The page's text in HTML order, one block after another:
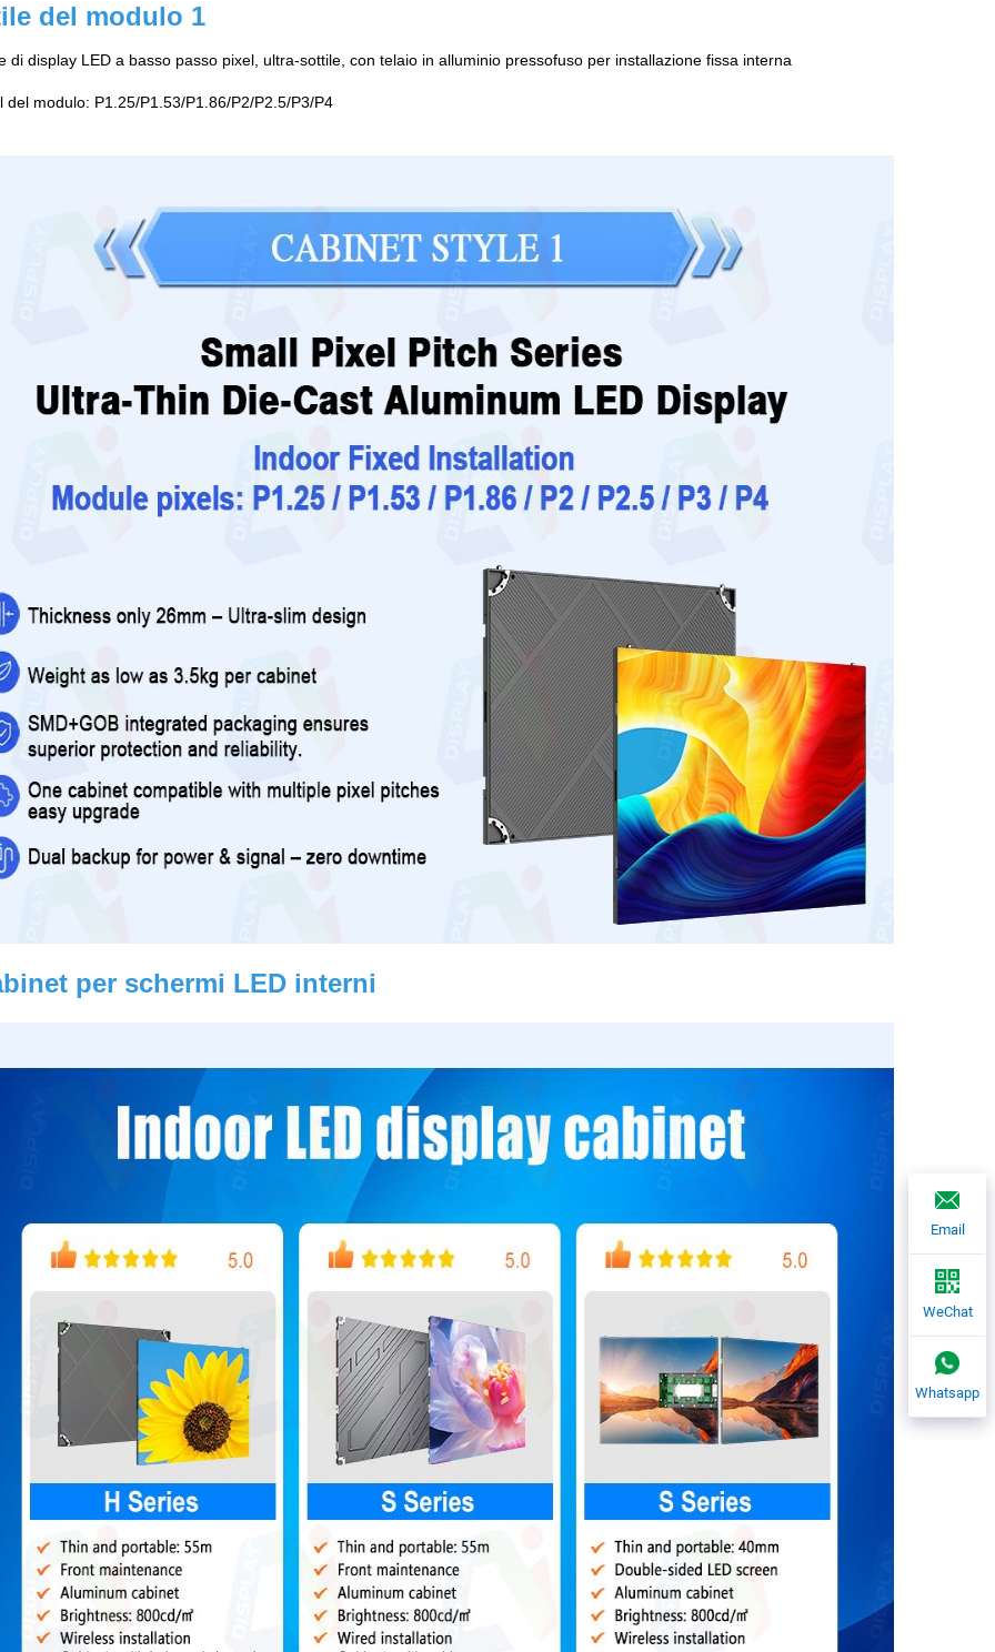
del modulo 1
di display LED a basso passo pixel, ultra-sottile, con telaio in alluminio pressofuso per installazione fissa interna
del modulo: P1.25/P1.53/P1.86/P2/P2.5/P3/P4
per schermi LED interni
Email
WeChat
Whatsapp